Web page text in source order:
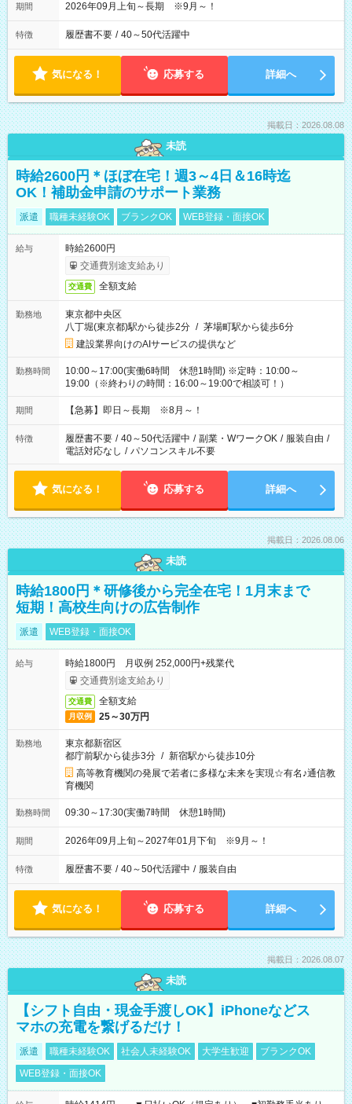
期間 2026年09月上旬～長期 ※9月～！
特徴 履歴書不要 / 40～50代活躍中
気になる！ 応募する 詳細へ
掲載日：2026.08.08
未読
時給2600円＊ほぼ在宅！週3～4日＆16時迄
OK！補助金申請のサポート業務
派遣 職種未経験OK ブランクOK WEB登録・面接OK
給与
時給2600円
交通費別途支給あり
交通費 全額支給
勤務地
東京都中央区
八丁堀(東京都)駅から徒歩2分 / 茅場町駅から徒歩6分
建設業界向けのAIサービスの提供など
勤務時間
10:00～17:00(実働6時間 休憩1時間) ※定時：10:00～
19:00（※終わりの時間：16:00～19:00で相談可！）
期間 【急募】即日～長期 ※8月～！
特徴 履歴書不要 / 40～50代活躍中 / 副業・WワークOK / 服装自由 /
電話対応なし / パソコンスキル不要
気になる！ 応募する 詳細へ
掲載日：2026.08.06
未読
時給1800円＊研修後から完全在宅！1月末まで
短期！高校生向けの広告制作
派遣 WEB登録・面接OK
給与
時給1800円 月収例 252,000円+残業代
交通費別途支給あり
交通費 全額支給
月収例 25～30万円
勤務地
東京都新宿区
都庁前駅から徒歩3分 / 新宿駅から徒歩10分
高等教育機関の発展で若者に多様な未来を実現☆有名♪通信教
育機関
勤務時間 09:30～17:30(実働7時間 休憩1時間)
期間 2026年09月上旬～2027年01月下旬 ※9月～！
特徴 履歴書不要 / 40～50代活躍中 / 服装自由
気になる！ 応募する 詳細へ
掲載日：2026.08.07
未読
【シフト自由・現金手渡しOK】iPhoneなどス
マホの充電を繋げるだけ！
派遣 職種未経験OK 社会人未経験OK 大学生歓迎
ブランクOK
WEB登録・面接OK